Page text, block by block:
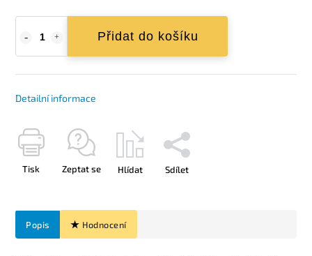
Přidat do košíku
Detailní informace
Tisk Zeptat se Hlídat Sdílet
Popis Hodnocení